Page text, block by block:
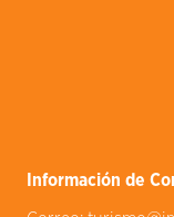
Información de